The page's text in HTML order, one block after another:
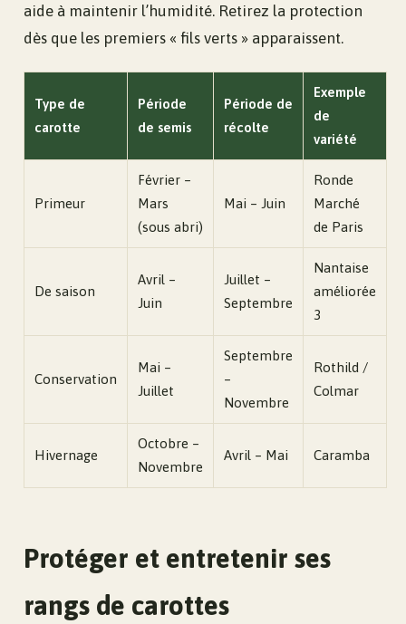
aide à maintenir l’humidité. Retirez la protection
dès que les premiers « fils verts » apparaissent.
Type de
carotte
Période
de semis
Période de
récolte
Exemple
de
variété
Primeur
Février –
Mars
(sous abri)
Mai – Juin
Ronde
Marché
de Paris
De saison
Avril –
Juin
Juillet –
Septembre
Nantaise
améliorée
3
Conservation
Mai –
Juillet
Septembre
–
Novembre
Rothild /
Colmar
Hivernage
Octobre –
Novembre
Avril – Mai Caramba
Protéger et entretenir ses
rangs de carottes